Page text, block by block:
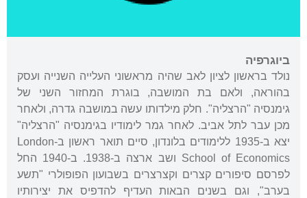
ביוגרפיה
נולד בראשון לציון לאב שהיה מראשוני העלייה השנייה ועסק
בהוראה, ולאם בת המושבה, בוגרת המחזור השני של
גימנסיה "הרצליה". חלק מילדותו עשה במושבה גדרה, ולאחר
מכן עבר לתל אביב. לאחר גמר לימודיו בגימנסיה "הרצליה"
יצא ב-1935 ללימודים בלונדון, סיים תואר ראשון ב-London
School of Economics ושב ארצה ב-1938. ב-1940 החל
לפרסם סיפורים קצרים וקצרצרים בשבועון הפופולרי "תשע
בערב", וגם בשנים הבאות העדיף להדפיס את יצירותיו